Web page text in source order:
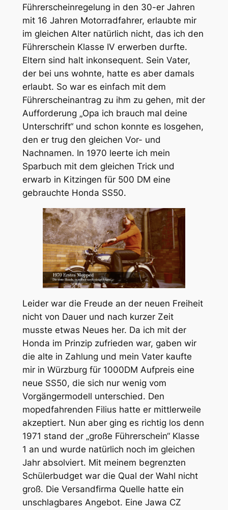
Führerscheinregelung in den 30-er Jahren
mit 16 Jahren Motorradfahrer, erlaubte mir
im gleichen Alter natürlich nicht, das ich den
Führerschein Klasse IV erwerben durfte.
Eltern sind halt inkonsequent. Sein Vater,
der bei uns wohnte, hatte es aber damals
erlaubt. So war es einfach mit dem
Führerscheinantrag zu ihm zu gehen, mit der
Aufforderung „Opa ich brauch mal deine
Unterschrift“ und schon konnte es losgehen,
den er trug den gleichen Vor- und
Nachnamen. In 1970 leerte ich mein
Sparbuch mit dem gleichen Trick und
erwarb in Kitzingen für 500 DM eine
gebrauchte Honda SS50.
Leider war die Freude an der neuen Freiheit
nicht von Dauer und nach kurzer Zeit
musste etwas Neues her. Da ich mit der
Honda im Prinzip zufrieden war, gaben wir
die alte in Zahlung und mein Vater kaufte
mir in Würzburg für 1000DM Aufpreis eine
neue SS50, die sich nur wenig vom
Vorgängermodell unterschied. Den
mopedfahrenden Filius hatte er mittlerweile
akzeptiert. Nun aber ging es richtig los denn
1971 stand der „große Führerschein“ Klasse
1 an und wurde natürlich noch im gleichen
Jahr absolviert. Mit meinem begrenzten
Schülerbudget war die Qual der Wahl nicht
groß. Die Versandfirma Quelle hatte ein
unschlagbares Angebot. Eine Jawa CZ